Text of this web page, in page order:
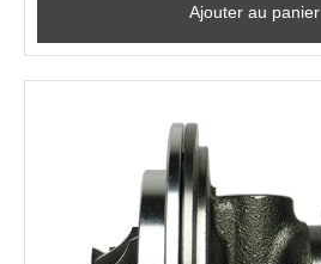
Ajouter au panier